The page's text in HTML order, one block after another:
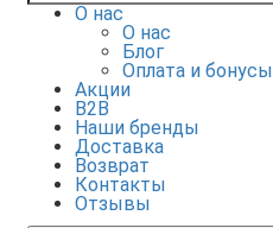
О нас
О нас
Блог
Оплата и бонусы
Акции
B2B
Наши бренды
Доставка
Возврат
Контакты
Отзывы